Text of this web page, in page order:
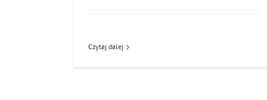
Czytaj dalej